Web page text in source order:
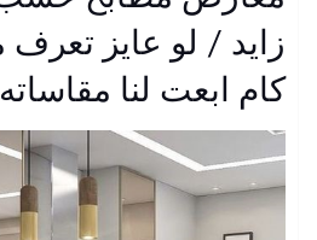
زايد / لو عايز
كام ابعت لنا مقاساته